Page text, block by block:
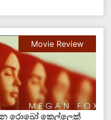
Movie Review
රොබෝ කෙල්ලෙක්